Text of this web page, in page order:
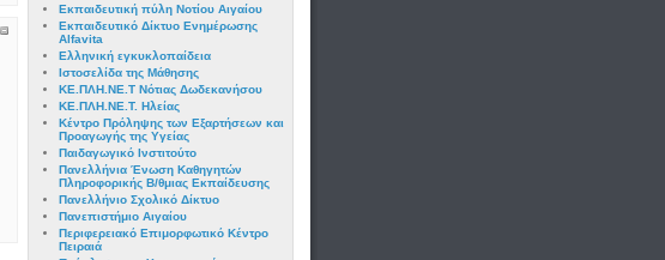
Εκπαιδευτική πύλη Νοτίου Αιγαίου
Εκπαιδευτικό Δίκτυο Ενημέρωσης
Alfavita
Ελληνική εγκυκλοπαίδεια
Ιστοσελίδα της Μάθησης
ΚΕ.ΠΛΗ.ΝΕ.Τ Νότιας Δωδεκανήσου
ΚΕ.ΠΛΗ.ΝΕ.Τ. Ηλείας
Κέντρο Πρόληψης των Εξαρτήσεων και
Προαγωγής της Υγείας
Παιδαγωγικό Ινστιτούτο
Πανελλήνια Ένωση Καθηγητών
Πληροφορικής Β/θμιας Εκπαίδευσης
Πανελλήνιο Σχολικό Δίκτυο
Πανεπιστήμιο Αιγαίου
Περιφερειακό Επιμορφωτικό Κέντρο
Πειραιά